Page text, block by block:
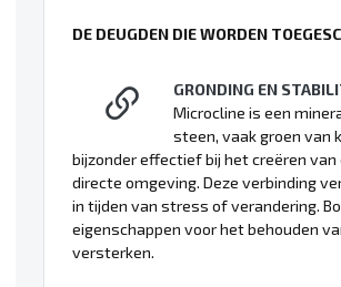
DE DEUGDEN DIE WORDEN
GRONDING EN
Microcline is een
steen, vaak groen van
bijzonder effectief bij het creëren
directe omgeving. Deze verbinding
in tijden van stress of verandering.
eigenschappen voor het behouden
versterken.